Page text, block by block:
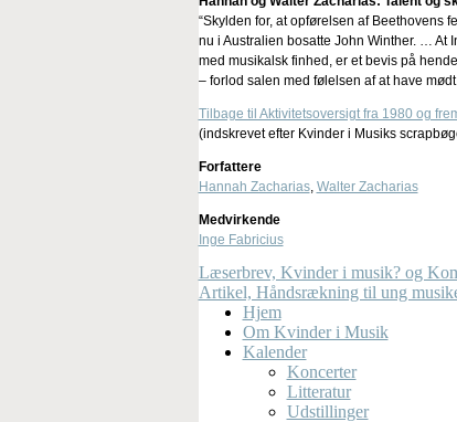
“Skylden for, at opførelsen af Beethovens
nu i Australien bosatte John Winther. … At
med musikalsk finhed, er et bevis på
– forlod salen med følelsen af at have mødt
Tilbage til Aktivitetsoversigt fra 1980 og
(indskrevet efter Kvinder i Musiks
Forfattere
Hannah Zacharias, Walter Zacharias
Medvirkende
Inge Fabricius
Læserbrev, Kvinder i musik? og
Artikel, Håndsrækning til ung
Hjem
Om Kvinder i Musik
Kalender
Koncerter
Litteratur
Udstillinger